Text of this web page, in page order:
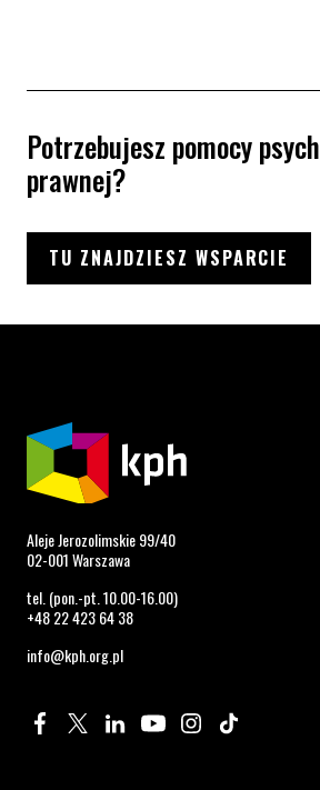
Potrzebujesz pomocy
prawnej?
TU ZNAJDZIESZ WSPARCIE
Aleje Jerozolimskie 99/40
02-001 Warszawa
tel. (pon.-pt. 10.00-16.00)
+48 22 423 64 38
info@kph.org.pl
Profil na Facebook. Strona otwiera się
Profil na Twitter. Strona otwiera
Profil na LinkedIn. Strona
Profil na YouTube.
Profil na